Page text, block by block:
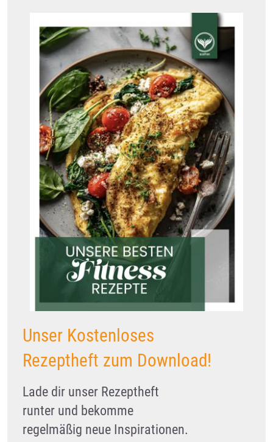
Unser Kostenloses
Rezeptheft zum Download!
Lade dir unser Rezeptheft
runter und bekomme
regelmäßig neue Inspirationen.